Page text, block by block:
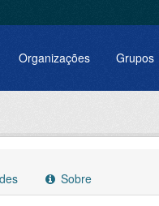
Organizações Grupos
Sobre